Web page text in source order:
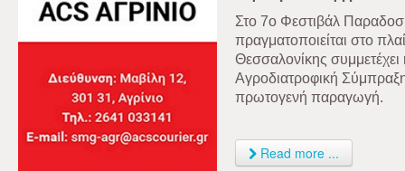
Στο 7ο Φεστιβάλ
πραγματοποιείται στο
Θεσσαλονίκης
Αγροδιατροφική
πρωτογενή παραγωγή.
Read more ...